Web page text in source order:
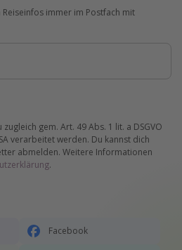
immer im Postfach mit
gem. Art. 49 Abs. 1 lit. a DSGVO
verarbeitet werden. Du kannst dich
abmelden. Weitere Informationen
.
Facebook